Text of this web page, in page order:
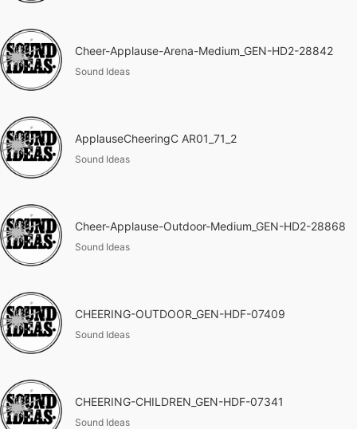
Cheer-Applause-Arena-Medium_GEN-HD2-28842
Sound Ideas
ApplauseCheeringC AR01_71_2
Sound Ideas
Cheer-Applause-Outdoor-Medium_GEN-HD2-28868
Sound Ideas
CHEERING-OUTDOOR_GEN-HDF-07409
Sound Ideas
CHEERING-CHILDREN_GEN-HDF-07341
Sound Ideas